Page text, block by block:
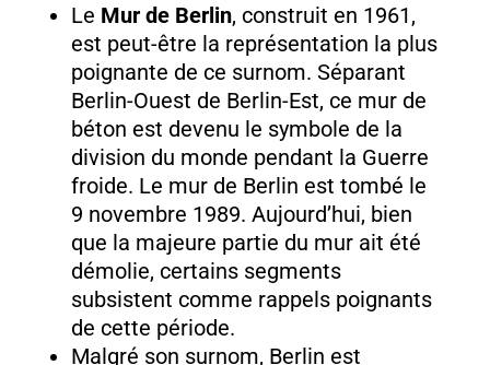
Le Mur de Berlin, construit en 1961,
est peut-être la représentation la plus
poignante de ce surnom. Séparant
Berlin-Ouest de Berlin-Est, ce mur de
béton est devenu le symbole de la
division du monde pendant la Guerre
froide. Le mur de Berlin est tombé le
9 novembre 1989. Aujourd’hui, bien
que la majeure partie du mur ait été
démolie, certains segments
subsistent comme rappels poignants
de cette période.
Malgré son surnom, Berlin est